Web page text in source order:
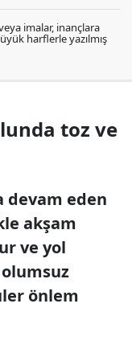
imalar, inançlara
harflerle yazılmış
toz ve
devam eden
akşam
ve yol
önlem